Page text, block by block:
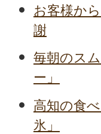
お客様か
謝
毎朝のス
ー」
高知の食
氷」